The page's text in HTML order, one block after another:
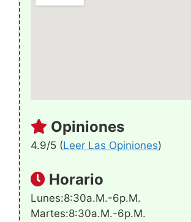
Opiniones
4.9/5 (Leer Las Opiniones)
Horario
Lunes:8:30a.m.-6p.m.
Martes:8:30a.m.-6p.m.